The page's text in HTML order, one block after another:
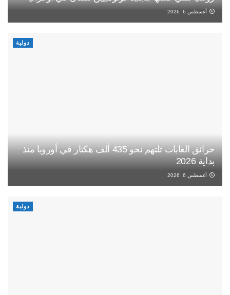
أغسطس 6, 2026
دولية
حرائق الغابات تلتهم نحو 435 ألف هكتار في أوروبا منذ
بداية 2026
أغسطس 6, 2026
دولية